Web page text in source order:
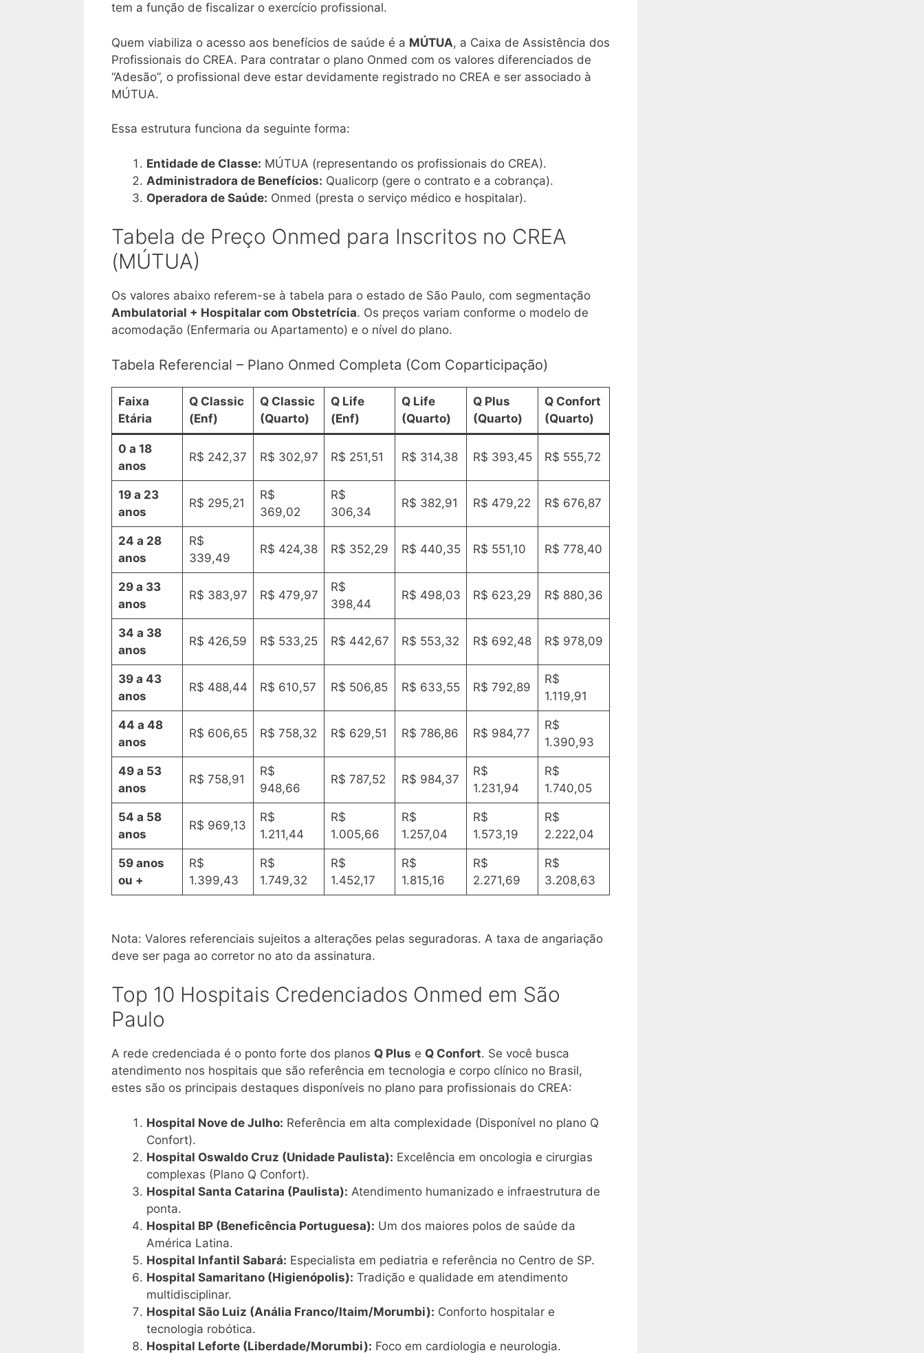
tem a função de fiscalizar o exercício profissional.
Quem viabiliza o acesso aos benefícios de saúde é a MÚTUA, a Caixa de Assistência dos
Profissionais do CREA. Para contratar o plano Onmed com os valores diferenciados de
“Adesão”, o profissional deve estar devidamente registrado no CREA e ser associado à
MÚTUA.
Essa estrutura funciona da seguinte forma:
Entidade de Classe: MÚTUA (representando os profissionais do CREA).
Administradora de Benefícios: Qualicorp (gere o contrato e a cobrança).
Operadora de Saúde: Onmed (presta o serviço médico e hospitalar).
Tabela de Preço Onmed para Inscritos no CREA
(MÚTUA)
Os valores abaixo referem-se à tabela para o estado de São Paulo, com segmentação
Ambulatorial + Hospitalar com Obstetrícia. Os preços variam conforme o modelo de
acomodação (Enfermaria ou Apartamento) e o nível do plano.
Tabela Referencial – Plano Onmed Completa (Com Coparticipação)
Faixa
Etária
Q Classic
(Enf)
Q Classic
(Quarto)
Q Life
(Enf)
Q Life
(Quarto)
Q Plus
(Quarto)
Q Confort
(Quarto)
0 a 18
anos
R$ 242,37 R$ 302,97 R$ 251,51 R$ 314,38 R$ 393,45 R$ 555,72
19 a 23
anos
R$ 295,21
R$
369,02
R$
306,34
R$ 382,91 R$ 479,22 R$ 676,87
24 a 28
anos
R$
339,49
R$ 424,38 R$ 352,29 R$ 440,35 R$ 551,10 R$ 778,40
29 a 33
anos
R$ 383,97 R$ 479,97
R$
398,44
R$ 498,03 R$ 623,29 R$ 880,36
34 a 38
anos
R$ 426,59 R$ 533,25 R$ 442,67 R$ 553,32 R$ 692,48 R$ 978,09
39 a 43
anos
R$ 488,44 R$ 610,57 R$ 506,85 R$ 633,55 R$ 792,89
R$
1.119,91
44 a 48
anos
R$ 606,65 R$ 758,32 R$ 629,51 R$ 786,86 R$ 984,77
R$
1.390,93
49 a 53
anos
R$ 758,91
R$
948,66
R$ 787,52 R$ 984,37
R$
1.231,94
R$
1.740,05
54 a 58
anos
R$ 969,13
R$
1.211,44
R$
1.005,66
R$
1.257,04
R$
1.573,19
R$
2.222,04
59 anos
ou +
R$
1.399,43
R$
1.749,32
R$
1.452,17
R$
1.815,16
R$
2.271,69
R$
3.208,63
Nota: Valores referenciais sujeitos a alterações pelas seguradoras. A taxa de angariação
deve ser paga ao corretor no ato da assinatura.
Top 10 Hospitais Credenciados Onmed em São
Paulo
A rede credenciada é o ponto forte dos planos Q Plus e Q Confort. Se você busca
atendimento nos hospitais que são referência em tecnologia e corpo clínico no Brasil,
estes são os principais destaques disponíveis no plano para profissionais do CREA:
Hospital Nove de Julho: Referência em alta complexidade (Disponível no plano Q
Confort).
Hospital Oswaldo Cruz (Unidade Paulista): Excelência em oncologia e cirurgias
complexas (Plano Q Confort).
Hospital Santa Catarina (Paulista): Atendimento humanizado e infraestrutura de
ponta.
Hospital BP (Beneficência Portuguesa): Um dos maiores polos de saúde da
América Latina.
Hospital Infantil Sabará: Especialista em pediatria e referência no Centro de SP.
Hospital Samaritano (Higienópolis): Tradição e qualidade em atendimento
multidisciplinar.
Hospital São Luiz (Anália Franco/Itaim/Morumbi): Conforto hospitalar e
tecnologia robótica.
Hospital Leforte (Liberdade/Morumbi): Foco em cardiologia e neurologia.